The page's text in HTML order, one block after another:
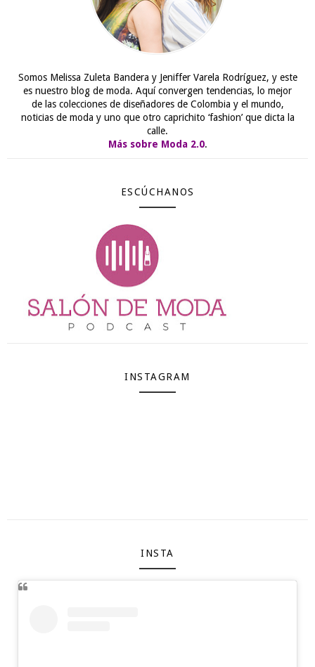
Somos Melissa Zuleta Bandera y Jeniffer Varela Rodríguez, y este
es nuestro blog de moda. Aquí convergen tendencias, lo mejor
de las colecciones de diseñadores de Colombia y el mundo,
noticias de moda y uno que otro caprichito ‘fashion’ que dicta la
calle.
Más sobre Moda 2.0.
ESCÚCHANOS
INSTAGRAM
INSTA